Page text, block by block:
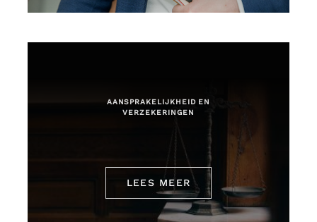
AANSPRAKELIJKHEID EN
VERZEKERINGEN
LEES MEER